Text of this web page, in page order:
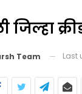
जिल्हा
Team Last